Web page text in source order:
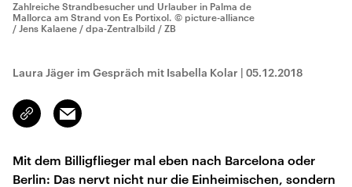
Zahlreiche Strandbesucher und Urlauber in Palma de
Mallorca am Strand von Es Portixol. © picture-alliance
/ Jens Kalaene / dpa-Zentralbild / ZB
Laura Jäger im Gespräch mit Isabella Kolar | 05.12.2018
Link
kopieren/teilen
Email
Mit dem Billigflieger mal eben nach Barcelona oder
Berlin: Das nervt nicht nur die Einheimischen, sondern